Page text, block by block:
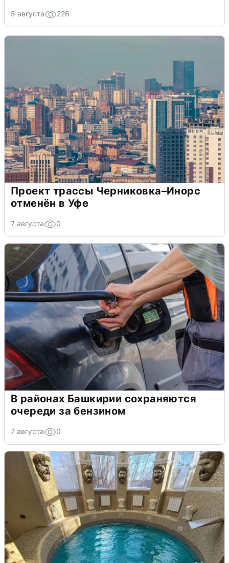
5 августа 226
Проект трассы Черниковка–Инорс
отменён в Уфе
7 августа 0
В районах Башкирии сохраняются
очереди за бензином
7 августа 0